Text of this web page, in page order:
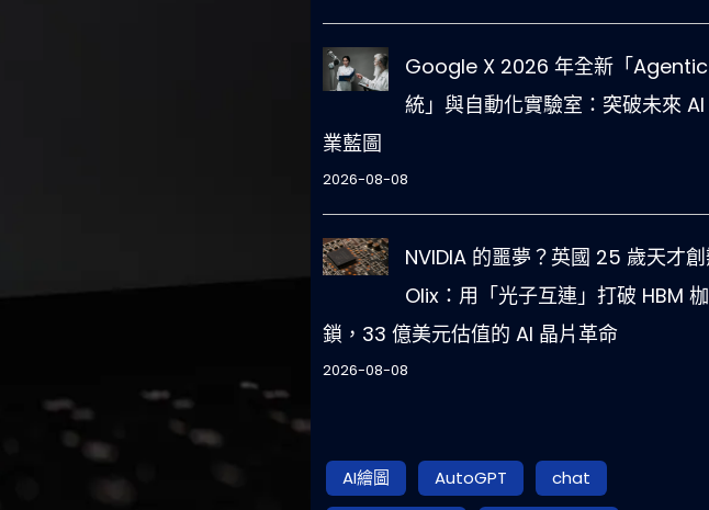
Google X 2026 年全新「
統」與自動化實驗室：突破未來
業藍圖
2026-08-08
NVIDIA 的噩夢？英國 25 歲天才
Olix：用「光子互連」打破 HBM 枷
鎖，33 億美元估值的 AI 晶片革命
2026-08-08
AI繪圖 AutoGPT
chat